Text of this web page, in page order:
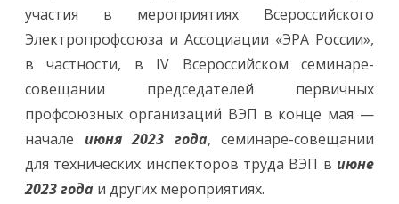
участия в мероприятиях Всероссийского
Электропрофсоюза и Ассоциации «ЭРА России»,
в частности, в IV Всероссийском семинаре-
совещании председателей первичных
профсоюзных организаций ВЭП в конце мая —
начале июня 2023 года, семинаре-совещании
для технических инспекторов труда ВЭП в июне
2023 года и других мероприятиях.